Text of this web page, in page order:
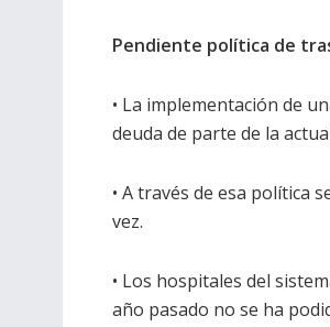
Pendiente política de
• La implementación de
deuda de parte de la
• A través de esa política
vez.
• Los hospitales del
año pasado no se ha